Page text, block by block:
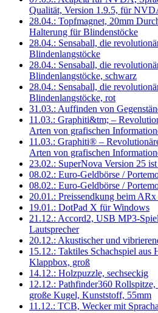
Qualität, Version 1.9.5, für
28.04.: Topfmagnet, 20mm
Halterung für Blindenstöcke
28.04.: Sensaball, die
Blindenlangstöcke
28.04.: Sensaball, die
Blindenlangstöcke, schwarz
28.04.: Sensaball, die
Blindenlangstöcke, rot
31.03.: Auffinden von
11.03.: Graphiti&tm; –
Arten von grafischen
11.03.: Graphiti® –
Arten von grafischen
23.02.: SuperNova Version 25
08.02.: Euro-Geldbörse /
08.02.: Euro-Geldbörse /
20.01.: Preissendkung beim
19.01.: DotPad X für Windows
21.12.: Accord2, USB MP3-
Lautsprecher
20.12.: Akustischer und
15.12.: Taktiles Schachspiel
Klappbox, groß
14.12.: Holzpuzzle, sechseckig
12.12.: Pathfinder360
große Kugel, Kunststoff, 55mm
11.12.: TCB, Wecker mit